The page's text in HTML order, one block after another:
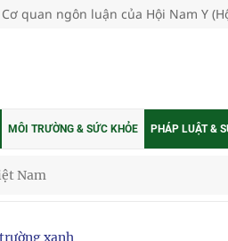
quan ngôn luận của Hội Nam Y
MÔI TRƯỜNG & SỨC KHỎE PHÁP LUẬT &
Nam
xanh